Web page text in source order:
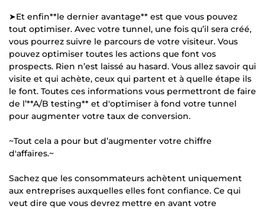
➤Et enfin**le dernier avantage** est que vous pouvez
tout optimiser. Avec votre tunnel, une fois qu’il sera créé,
vous pourrez suivre le parcours de votre visiteur. Vous
pouvez optimiser toutes les actions que font vos
prospects. Rien n’est laissé au hasard. Vous allez savoir qui
visite et qui achète, ceux qui partent et à quelle étape ils
le font. Toutes ces informations vous permettront de faire
de l’**A/B testing** et d'optimiser à fond votre tunnel
pour augmenter votre taux de conversion.
~Tout cela a pour but d’augmenter votre chiffre
d'affaires.~
Sachez que les consommateurs achètent uniquement
aux entreprises auxquelles elles font confiance. Ce qui
veut dire que vous devrez mettre en avant votre